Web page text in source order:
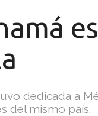
es
dedicada a
del mismo país.